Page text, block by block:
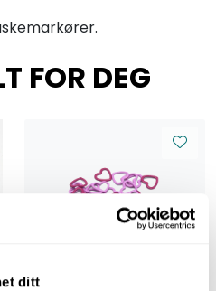
ditt
FOR DEG